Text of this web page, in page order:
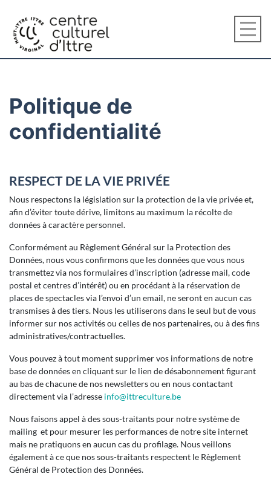
Politique de
confidentialité
RESPECT DE LA VIE PRIVÉE
Nous respectons la législation sur la protection de la vie privée et,
afin d’éviter toute dérive, limitons au maximum la récolte de
données à caractère personnel.
Conformément au Règlement Général sur la Protection des
Données, nous vous confirmons que les données que vous nous
transmettez via nos formulaires d’inscription (adresse mail, code
postal et centres d’intérêt) ou en procédant à la réservation de
places de spectacles via l’envoi d’un email, ne seront en aucun cas
transmises à des tiers. Nous les utiliserons dans le seul but de vous
informer sur nos activités ou celles de nos partenaires, ou à des fins
administratives/contractuelles.
Vous pouvez à tout moment supprimer vos informations de notre
base de données en cliquant sur le lien de désabonnement figurant
au bas de chacune de nos newsletters ou en nous contactant
directement via l’adresse info@ittreculture.be
Nous faisons appel à des sous-traitants pour notre système de
mailing et pour mesurer les performances de notre site internet
mais ne pratiquons en aucun cas du profilage. Nous veillons
également à ce que nos sous-traitants respectent le Règlement
Général de Protection des Données.